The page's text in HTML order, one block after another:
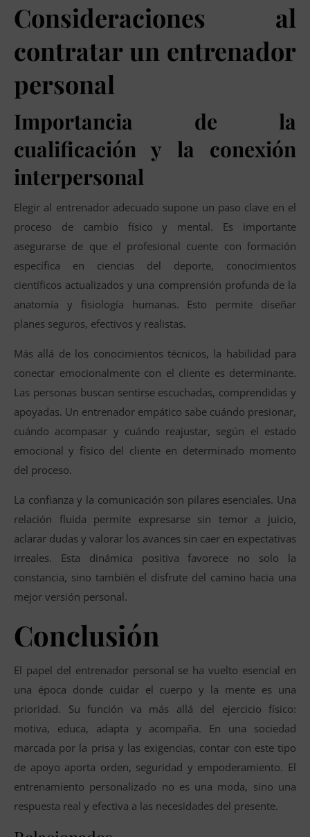
Consideraciones al
contratar un entrenador
personal
Importancia de la
cualificación y la conexión
interpersonal
Elegir al entrenador adecuado supone un paso clave en el
proceso de cambio físico y mental. Es importante
asegurarse de que el profesional cuente con formación
específica en ciencias del deporte, conocimientos
científicos actualizados y una comprensión profunda de la
anatomía y fisiología humanas. Esto permite diseñar
planes seguros, efectivos y realistas.
Más allá de los conocimientos técnicos, la habilidad para
conectar emocionalmente con el cliente es determinante.
Las personas buscan sentirse escuchadas, comprendidas y
apoyadas. Un entrenador empático sabe cuándo presionar,
cuándo acompasar y cuándo reajustar, según el estado
emocional y físico del cliente en determinado momento
del proceso.
La confianza y la comunicación son pilares esenciales. Una
relación fluida permite expresarse sin temor a juicio,
aclarar dudas y valorar los avances sin caer en expectativas
irreales. Esta dinámica positiva favorece no solo la
constancia, sino también el disfrute del camino hacia una
mejor versión personal.
Conclusión
El papel del entrenador personal se ha vuelto esencial en
una época donde cuidar el cuerpo y la mente es una
prioridad. Su función va más allá del ejercicio físico:
motiva, educa, adapta y acompaña. En una sociedad
marcada por la prisa y las exigencias, contar con este tipo
de apoyo aporta orden, seguridad y empoderamiento. El
entrenamiento personalizado no es una moda, sino una
respuesta real y efectiva a las necesidades del presente.